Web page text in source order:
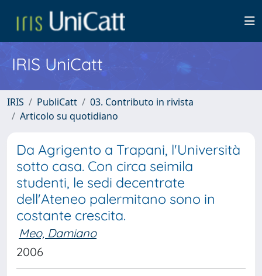
IRIS UniCatt
IRIS PubliCatt
03. Contributo in rivista
Articolo su quotidiano
Da Agrigento a Trapani, l'Università
sotto casa. Con circa seimila
studenti, le sedi decentrate
dell'Ateneo palermitano sono in
costante crescita.
Meo, Damiano
2006